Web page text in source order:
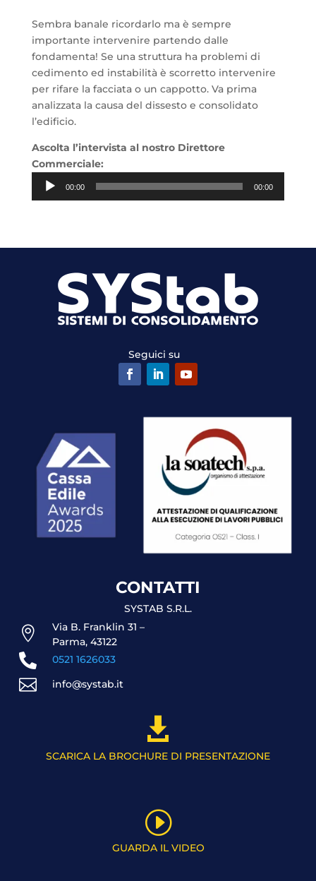
Sembra banale ricordarlo ma è sempre
importante intervenire partendo dalle
fondamenta! Se una struttura ha problemi di
cedimento ed instabilità è scorretto intervenire
per rifare la facciata o un cappotto. Va prima
analizzata la causa del dissesto e consolidato
l’edificio.
Ascolta l’intervista al nostro Direttore
Commerciale:
Audio
00:00 00:00
Seguici su
CONTATTI
SYSTAB S.R.L.

Via B. Franklin 31 –
Parma, 43122
 0521 1626033
 info@systab.it

SCARICA LA BROCHURE DI PRESENTAZIONE
I
GUARDA IL VIDEO